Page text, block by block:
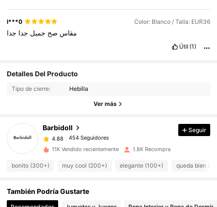
l***0 Color: Blanco / Talla: EUR36
مقاس صح جميل جدا جدا
Útil (1)
Detalles Del Producto
Tipo de cierre: Hebilla
Ver más
Barbidoll
4.88 454 Seguidores
454 Seguidores
454 Seguidores
454 Seguidores
k***5 seguidoHace 1 día
4.88
454 Seguidores
4.88 454 Seguidores
4.88 454 Seguidores
Seguir
11K Vendido recientemente 1.8K Recompra
bonito (300+) muy cool (200+) elegante (100+) queda bien
También Podría Gustarte